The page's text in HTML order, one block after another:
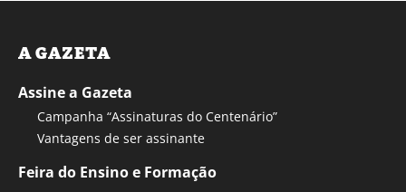
A GAZETA
Assine a Gazeta
Campanha “Assinaturas do Centenário”
Vantagens de ser assinante
Feira do Ensino e Formação